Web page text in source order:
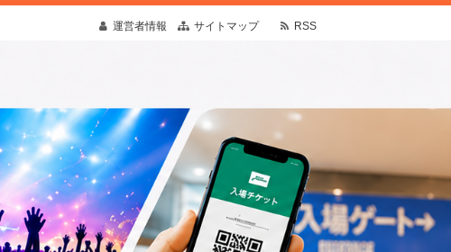
運営者情報 サイトマップ RSS
す
常の疑問や予想外の出来事にも寄り添う情報を発